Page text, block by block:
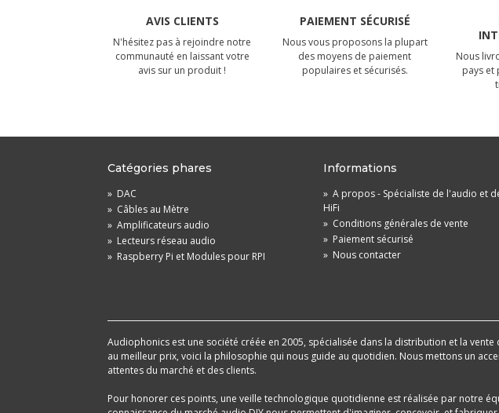
AVIS CLIENTS
N'hésitez pas à rejoindre notre
communauté en laissant votre
avis sur un produit !
PAIEMENT SÉCURISÉ
Nous vous proposons la plupart
des moyens de paiement
populaires et sécurisés.
Nous
pays et
Catégories phares
» DAC
» Câbles au Mètre
» Amplificateurs audio
» Lecteurs réseau audio
» Raspberry Pi et Modules pour RPI
Informations
» A propos - Spécialiste de l'audio et
HiFi
» Conditions générales de vente
» Paiement sécurisé
» Nous contacter
Audiophonics est une société créée en 2005, spécialisée dans la distribution et la
au meilleur prix, voici la philosophie qui nous guide au quotidien. Nous mettons un
attentes du marché et des clients.
Pour honorer ces points, une veille technologique quotidienne est réalisée par notre